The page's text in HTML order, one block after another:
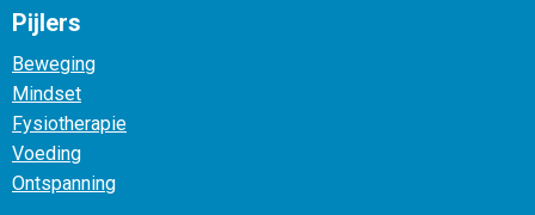
Pijlers
Beweging
Mindset
Fysiotherapie
Voeding
Ontspanning